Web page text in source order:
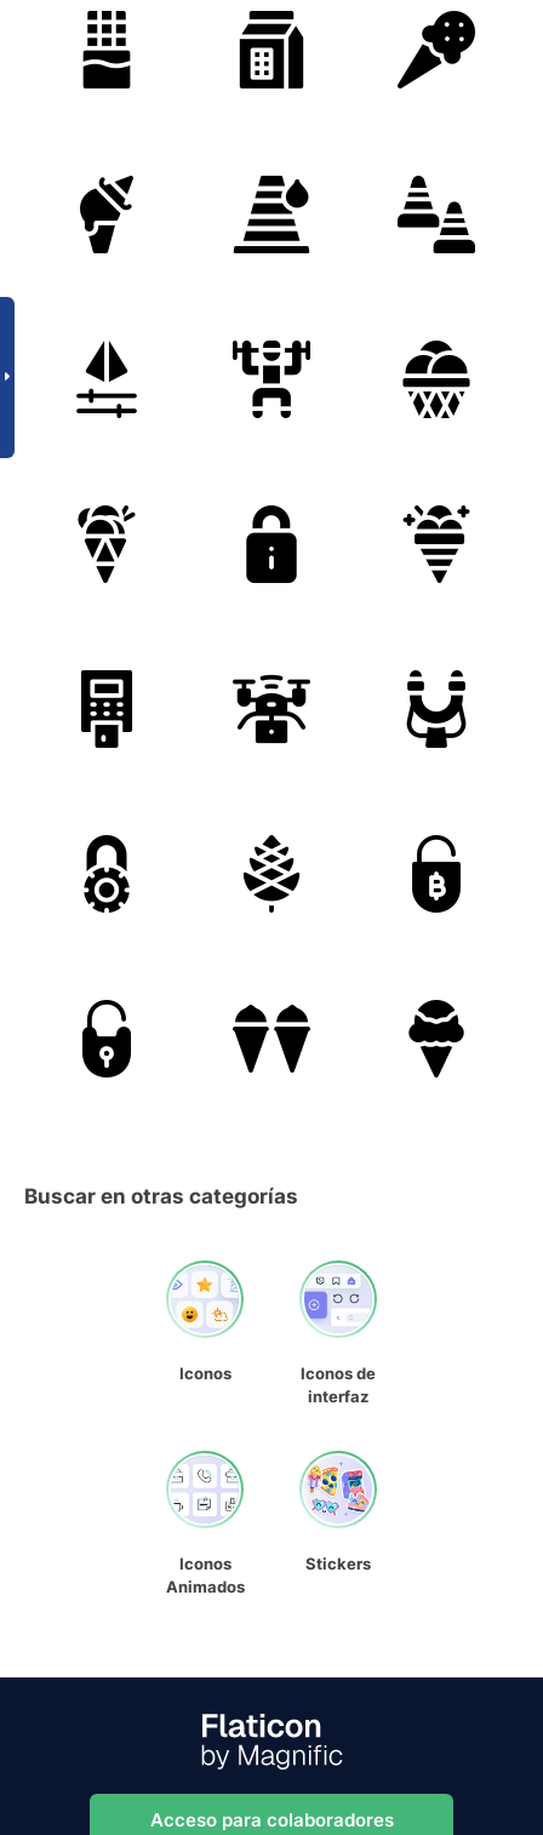
Buscar en otras categorías
Iconos
Iconos de
interfaz
Iconos
Animados
Stickers
Acceso para colaboradores